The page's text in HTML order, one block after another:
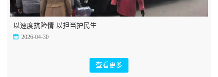
以速度抗险情 以担当护民生
2026-04-30
查看更多